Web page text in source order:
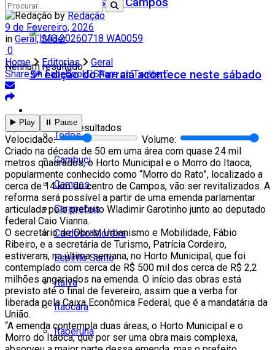
Teatro Firjan SESI Campos
5ª edição do Farraiá acontece neste sábado
Todos
Cambuci
Campos
Carapebus
Cardoso Moreira
Espírito Santo
Italva
Itaocara
Itaperuna
Nenhum resultado
Ver todos os resultados
by Redação
9 de Fevereiro, 2026
in Geral,Slider
0
Home
Editorias
Geral
Share on Facebook Share on Twitter
▶️ Play ⏸️ Pause
Velocidade:
Volume:
Criado na década de 50 em uma área com quase 24 mil
metros quadrados, o Horto Municipal e o Morro do Itaoca,
popularmente conhecido como “Morro do Rato”, localizado a
cerca de 14 km do centro de Campos, vão ser revitalizados. A
reforma será possível a partir de uma emenda parlamentar
articulada pelo prefeito Wladimir Garotinho junto ao deputado
federal Caio Vianna.
O secretário de Obras, Urbanismo e Mobilidade, Fábio
Ribeiro, e a secretária de Turismo, Patrícia Cordeiro,
estiveram, na última semana, no Horto Municipal, que foi
contemplado com cerca de R$ 500 mil dos cerca de R$ 2,2
milhões angariados na emenda. O início das obras está
previsto até o final de fevereiro, assim que a verba for
liberada pela Caixa Econômica Federal, que é a mandatária da
União.
“A emenda contempla duas áreas, o Horto Municipal e o
Morro do Itaoca, que por ser uma obra mais complexa,